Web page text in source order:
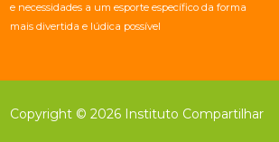
e necessidades a um esporte específico da forma
mais divertida e lúdica possível
Copyright © 2026 Instituto Compartilhar